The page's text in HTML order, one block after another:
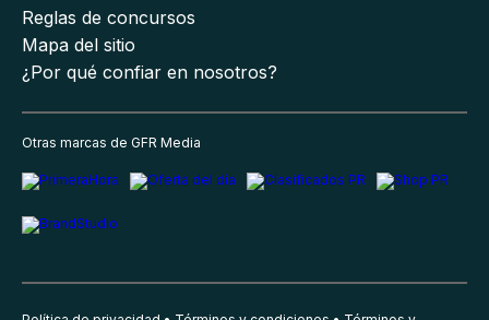
Reglas de concursos
Mapa del sitio
¿Por qué confiar en nosotros?
Otras marcas de GFR Media